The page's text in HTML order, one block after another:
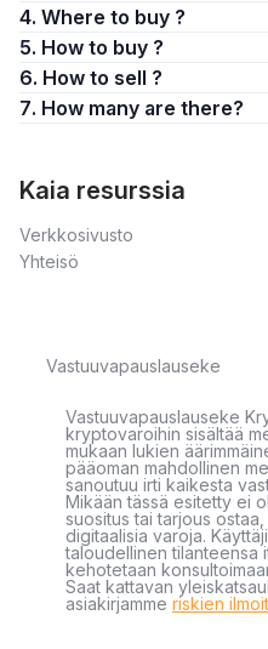
4. Where to buy ?
5. How to buy ?
6. How to sell ?
7. How many are there?
Kaia resurssia
Verkkosivusto
Yhteisö
Vastuuvapauslauseke
Vastuuvapauslauseke
kryptovaroihin sisältää
mukaan lukien
pääoman mahdollinen
sanoutuu irti kaikesta
Mikään tässä esitetty ei
suositus tai tarjous
digitaalisia varoja.
taloudellinen tilanteensa
kehotetaan
Saat kattavan
asiakirjamme riskien